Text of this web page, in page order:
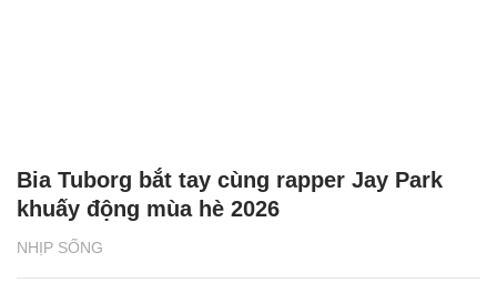
NHỊP SỐNG
Bia Tuborg bắt tay cùng rapper Jay Park
khuấy động mùa hè 2026